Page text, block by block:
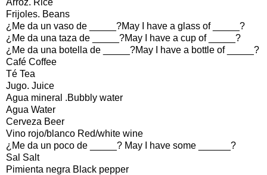
Frijoles. Beans
¿Me da un vaso de _____?May I have a glass of _____?
¿Me da una taza de _____?May I have a cup of _____?
¿Me da una botella de _____?May I have a bottle of _____?
Café Coffee
Té Tea
Jugo. Juice
Agua mineral .Bubbly water
Agua Water
Cerveza Beer
Vino rojo/blanco Red/white wine
¿Me da un poco de _____? May I have some ______?
Sal Salt
Pimienta negra Black pepper